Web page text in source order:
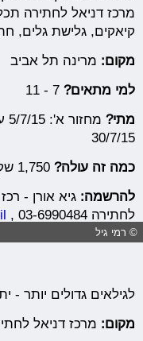
מרכז דניאל לחתירה
קיאקים, גלישת גלים,
מקום: מרינה תל אביב
למי מתאים? 7 - 11
מתי?
30/7/15
כמה זה עולה?1,750 שקלים.
להרשמה:
לחתירה 03-6990484 ,
© רמי גיל
לגילאים גדולים יותר -
מקום: מרכז דניאל לחתירה,